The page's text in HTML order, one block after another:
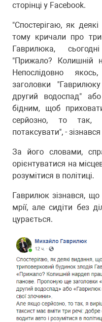
сторінці у Facebook.
"Спостерігаю, як
тому кричали про
Гаврилюка,
"Прижало? Колишній
Непослідовно
заголовки
другий водоспад"
бідним, щоб
серйозно, то
потаксувати", -
За його словами,
орієнтуватися на
розумітися в політиці.
Гаврилюк зізнався,
мрії, але сидіти без
цурається.